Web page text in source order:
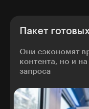
Пакет
Они сэкономят
контента, но и
запроса